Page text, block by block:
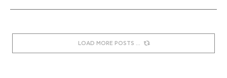
LOAD MORE POSTS